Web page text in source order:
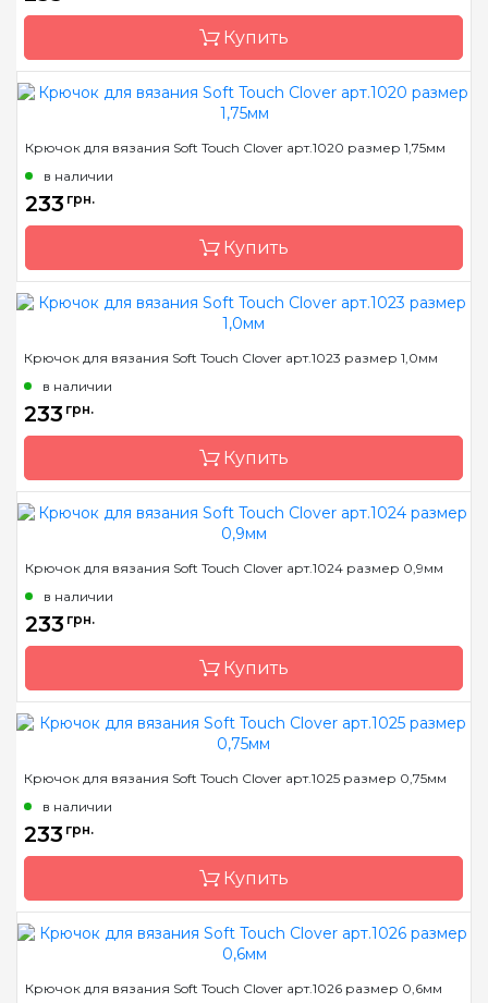
Тип крючка
односторонний
Купить
Материал
Тип крючка
односторонний
Крючок для вязания Soft Touch Clover арт.1020 размер 1,75мм
в наличии
233 грн.
Купить
Материал
Тип крючка
односторонний
Крючок для вязания Soft Touch Clover арт.1023 размер 1,0мм
в наличии
233 грн.
Купить
Материал
Тип крючка
односторонний
Крючок для вязания Soft Touch Clover арт.1024 размер 0,9мм
в наличии
233 грн.
Купить
Материал
Тип крючка
односторонний
Крючок для вязания Soft Touch Clover арт.1025 размер 0,75мм
в наличии
233 грн.
Купить
Крючок для вязания Soft Touch Clover арт.1026 размер 0,6мм